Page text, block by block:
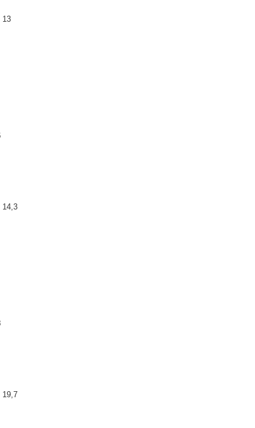
13
14,3
19,7